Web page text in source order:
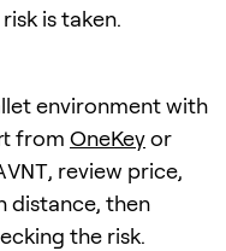
is taken.
environment with
from OneKeyor
, review price,
distance, then
the risk.